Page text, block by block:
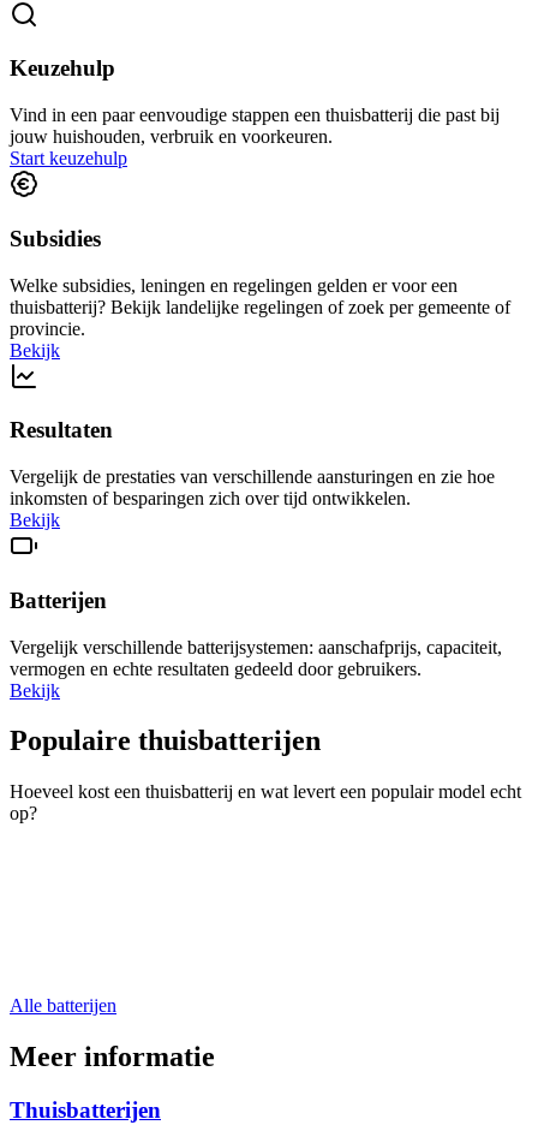
Keuzehulp
Vind in een paar eenvoudige stappen een thuisbatterij die past bij
jouw huishouden, verbruik en voorkeuren.
Start keuzehulp
Subsidies
Welke subsidies, leningen en regelingen gelden er voor een
thuisbatterij? Bekijk landelijke regelingen of zoek per gemeente of
provincie.
Bekijk
Resultaten
Vergelijk de prestaties van verschillende aansturingen en zie hoe
inkomsten of besparingen zich over tijd ontwikkelen.
Bekijk
Batterijen
Vergelijk verschillende batterijsystemen: aanschafprijs, capaciteit,
vermogen en echte resultaten gedeeld door gebruikers.
Bekijk
Populaire thuisbatterijen
Hoeveel kost een thuisbatterij en wat levert een populair model echt
op?
Alle batterijen
Meer informatie
Thuisbatterijen